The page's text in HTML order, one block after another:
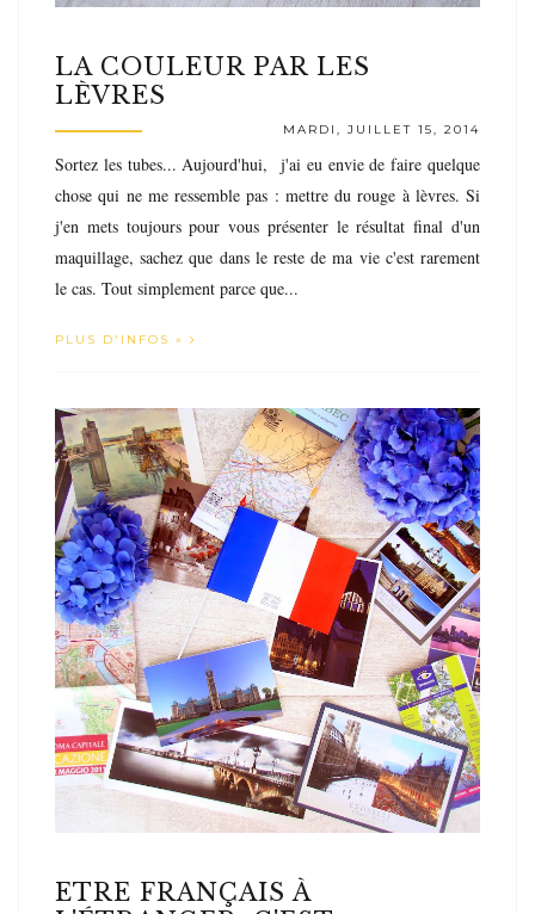
LA COULEUR PAR LES
LÈVRES
MARDI, JUILLET 15, 2014
Sortez les tubes... Aujourd'hui, j'ai eu envie de faire quelque
chose qui ne me ressemble pas : mettre du rouge à lèvres. Si
j'en mets toujours pour vous présenter le résultat final d'un
maquillage, sachez que dans le reste de ma vie c'est rarement
le cas. Tout simplement parce que...
PLUS D'INFOS »
ETRE FRANÇAIS À